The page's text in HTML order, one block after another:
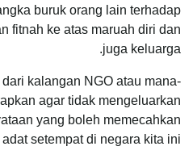
buruk orang lain terhadap
fitnah ke atas maruah diri dan
juga keluarga.
kalangan NGO atau mana-
agar tidak mengeluarkan
yang boleh memecahkan
setempat di negara kita ini.